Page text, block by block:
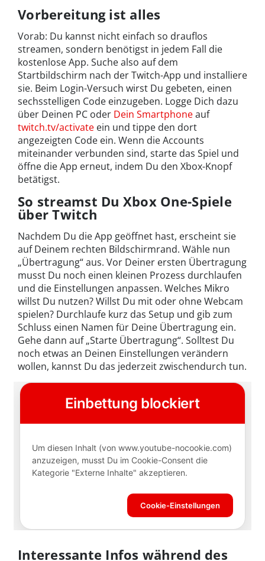
Vorbereitung ist alles
Vorab: Du kannst nicht einfach so drauflos
streamen, sondern benötigst in jedem Fall die
kostenlose App. Suche also auf dem
Startbildschirm nach der Twitch-App und installiere
sie. Beim Login-Versuch wirst Du gebeten, einen
sechsstelligen Code einzugeben. Logge Dich dazu
über Deinen PC oder Dein Smartphoneauf
twitch.tv/activate ein und tippe den dort
angezeigten Code ein. Wenn die Accounts
miteinander verbunden sind, starte das Spiel und
öffne die App erneut, indem Du den Xbox-Knopf
betätigst.
So streamst Du Xbox One-Spiele
über Twitch
Nachdem Du die App geöffnet hast, erscheint sie
auf Deinem rechten Bildschirmrand. Wähle nun
„Übertragung“ aus. Vor Deiner ersten Übertragung
musst Du noch einen kleinen Prozess durchlaufen
und die Einstellungen anpassen. Welches Mikro
willst Du nutzen? Willst Du mit oder ohne Webcam
spielen? Durchlaufe kurz das Setup und gib zum
Schluss einen Namen für Deine Übertragung ein.
Gehe dann auf „Starte Übertragung“. Solltest Du
noch etwas an Deinen Einstellungen verändern
wollen, kannst Du das jederzeit zwischendurch tun.
Interessante Infos während des